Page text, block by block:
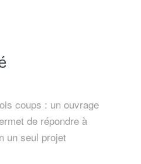
coups : un ouvrage
de répondre à
un seul projet